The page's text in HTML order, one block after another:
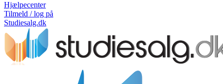
Hjælpecenter
Tilmeld / log på
Studiesalg.dk